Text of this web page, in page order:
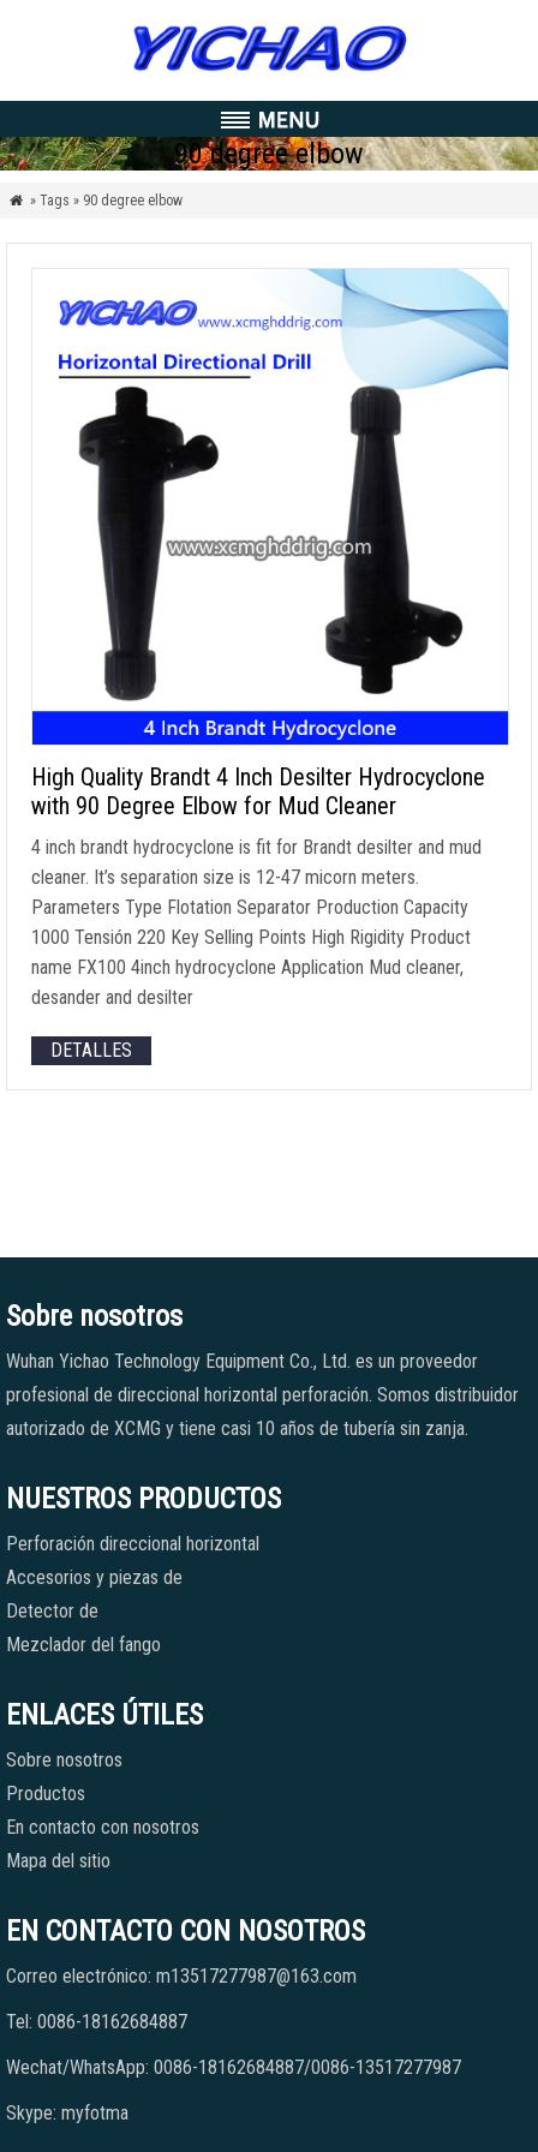
90degree elbow
 » Tags » 90 degree elbow
High Quality Brandt 4 Inch Desilter Hydrocyclone
with 90 Degree Elbow for Mud Cleaner
4 inch brandt hydrocyclone is fit for Brandt desilter and mud
cleaner. It’s separation size is 12-47 micorn meters.
Parameters Type Flotation Separator Production Capacity
1000 Tensión 220 Key Selling Points High Rigidity Product
name FX100 4inch hydrocyclone Application Mud cleaner,
desander and desilter
DETALLES
Sobre nosotros
Wuhan Yichao Technology Equipment Co., Ltd. es un proveedor
profesional de direccional horizontal perforación. Somos distribuidor
autorizado de XCMG y tiene casi 10 años de tubería sin zanja.
NUESTROS PRODUCTOS
Perforación direccional horizontal
Accesorios y piezas de
Detector de
Mezclador del fango
ENLACES ÚTILES
Sobre nosotros
Productos
En contacto con nosotros
Mapa del sitio
EN CONTACTO CON NOSOTROS
Correo electrónico: m13517277987@163.com
Tel: 0086-18162684887
Wechat/WhatsApp: 0086-18162684887/0086-13517277987
Skype: myfotma